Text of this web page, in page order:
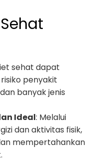
sehat dapat
penyakit
banyak jenis
Ideal: Melalui
dan aktivitas fisik,
mempertahankan